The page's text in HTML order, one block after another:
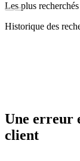
Les plus recherchés
Historique des
Une erreur
client